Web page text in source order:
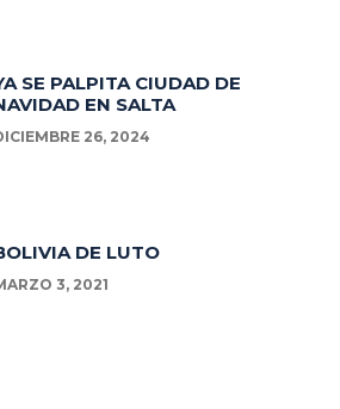
SE PALPITA CIUDAD DE
EN SALTA
26, 2024
DE LUTO
3, 2021